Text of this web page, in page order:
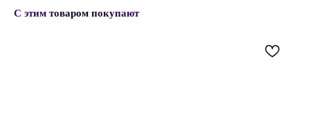
С этим товаром покупают